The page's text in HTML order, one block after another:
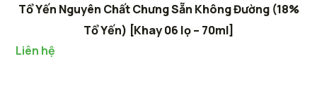
Tổ Yến Nguyên Chất Chưng Sẵn Không Đường (18%
Tổ Yến) [Khay 06 lọ – 70ml]
Liên hệ